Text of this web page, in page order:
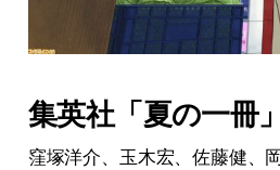
集英社「夏の一冊
窪塚洋介、玉木宏、佐藤健、